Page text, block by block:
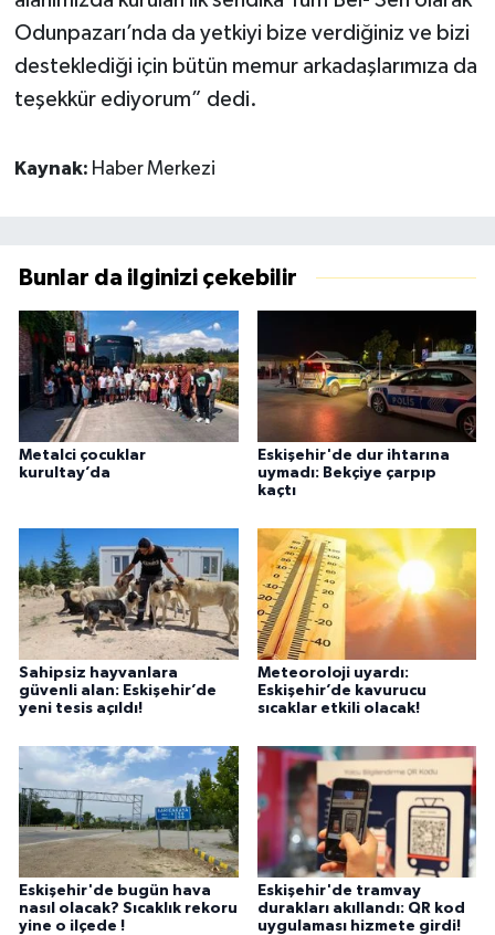
Odunpazarı’nda da yetkiyi bize verdiğiniz ve bizi
desteklediği için bütün memur arkadaşlarımıza da
teşekkür ediyorum” dedi.
Kaynak: Haber Merkezi
Bunlar da ilginizi çekebilir
Metalci çocuklar
kurultay’da
Eskişehir'de dur ihtarına
uymadı: Bekçiye çarpıp
kaçtı
Sahipsiz hayvanlara
güvenli alan: Eskişehir’de
yeni tesis açıldı!
Meteoroloji uyardı:
Eskişehir’de kavurucu
sıcaklar etkili olacak!
Eskişehir'de bugün hava
nasıl olacak? Sıcaklık rekoru
yine o ilçede !
Eskişehir'de tramvay
durakları akıllandı: QR kod
uygulaması hizmete girdi!